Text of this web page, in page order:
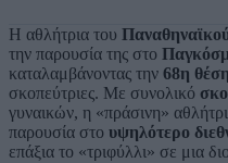
Η αθλήτρια του
την παρουσία της στο
καταλαμβάνοντας την 68η θέση
σκοπεύτριες. Με συνολικό
γυναικών, η «πράσινη»
παρουσία στο υψηλότερο
επάξια το «τριφύλλι» σε μια